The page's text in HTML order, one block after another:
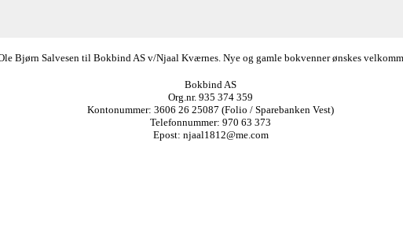
Bjørn Salvesen til Bokbind AS v/Njaal Kværnes. Nye og gamle bokvenner ønskes
Bokbind AS
Org.nr. 935 374 359
Kontonummer: 3606 26 25087 (Folio / Sparebanken Vest)
Telefonnummer: 970 63 373
Epost: njaal1812@me.com